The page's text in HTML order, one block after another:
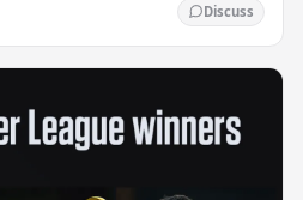
Discuss